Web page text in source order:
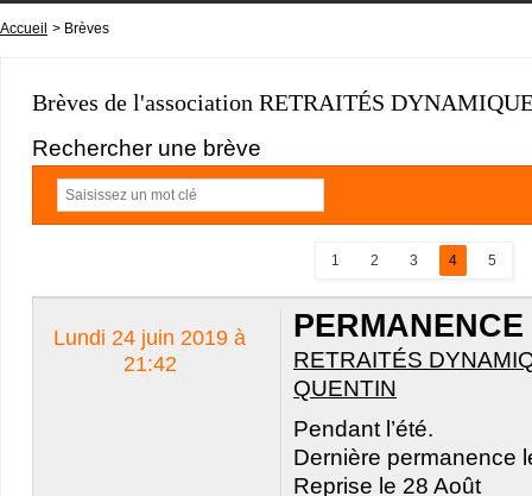
Accueil > Brèves
Brèves de l'association RETRAITÉS
Rechercher une brève
1 2 3 4 5
Lundi 24 juin 2019 à
21:42
RETRAITÉS
QUENTIN
Pendant l’été.
Dernière permanence
Reprise le 28 Août